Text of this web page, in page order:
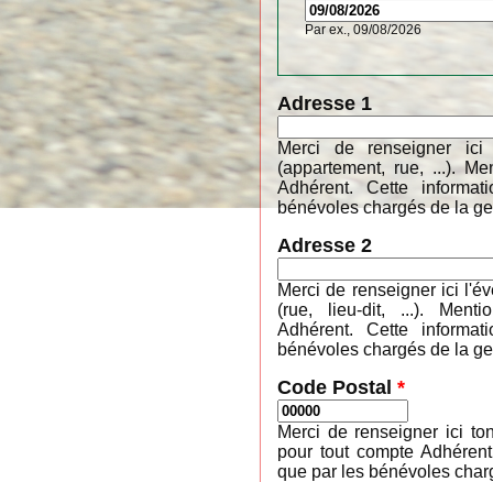
Par ex., 09/08/2026
Adresse 1
Merci de renseigner
(appartement, rue, ...).
Adhérent. Cette
bénévoles chargés de la
Adresse 2
Merci de renseigner ici
(rue, lieu-dit, ...).
Adhérent. Cette
bénévoles chargés de la
Code Postal *
Merci de renseigner ici
pour tout compte
que par les bénévoles